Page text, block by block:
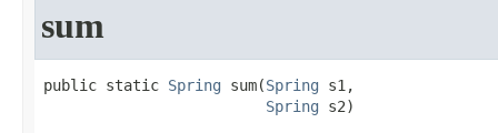
sum
public static Spring sum​(Spring s1,
Spring s2)